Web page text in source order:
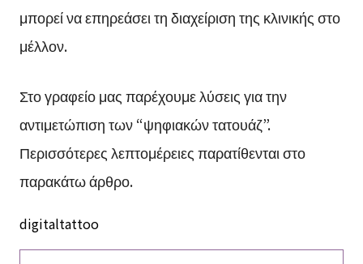
μπορεί να επηρεάσει τη διαχείριση της κλινικής στο
μέλλον.
Στο γραφείο μας παρέχουμε λύσεις για την
αντιμετώπιση των “ψηφιακών τατουάζ”.
Περισσότερες λεπτομέρειες παρατίθενται στο
παρακάτω άρθρο.
digitaltattoo